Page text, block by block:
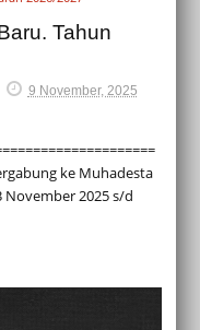
Tahun
9 November, 2025
ke Muhadesta
November 2025 s/d